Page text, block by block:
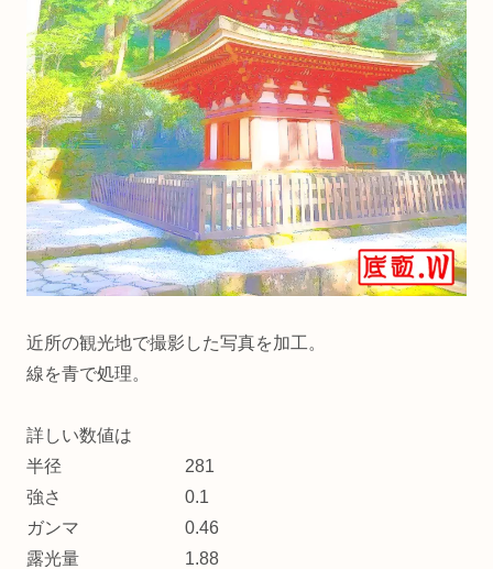
近所の観光地で撮影した写真を加工。
線を青で処理。
詳しい数値は
半径 281
強さ 0.1
ガンマ 0.46
露光量 1.88